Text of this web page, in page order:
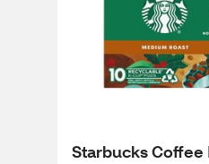
Starbucks Coffee